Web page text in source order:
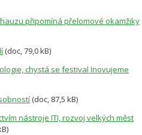
připomíná přelomové okamžiky
(doc, 79,0 kB)
chystá se festival Inovujeme
(doc, 87,5 kB)
nástroje ITI, rozvoj velkých měst